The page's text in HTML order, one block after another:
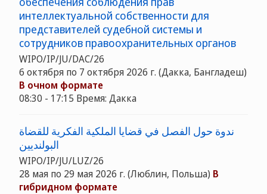
интеллектуальной собственности для
представителей судебной системы и
сотрудников правоохранительных органов
WIPO/IP/JU/DAC/26
6 октября по 7 октября 2026 г. (Дакка, Бангладеш)
В очном формате
08:30 - 17:15 Время: Дакка
ندوة حول الفصل في قضايا الملكية الفكرية للقضاة
البولنديين
WIPO/IP/JU/LUZ/26
28 мая по 29 мая 2026 г. (Люблин, Польша) В
гибридном формате